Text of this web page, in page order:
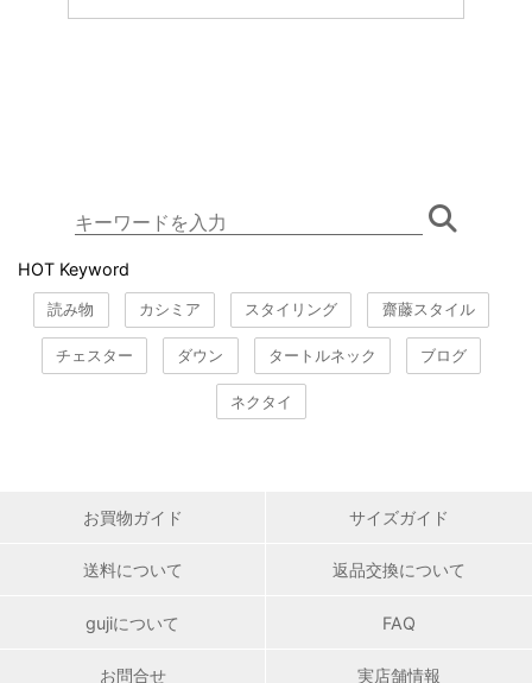
HOT Keyword
読み物 カシミア スタイリング 齋藤スタイル
チェスター ダウン タートルネック ブログ
ネクタイ
お買物ガイド サイズガイド
送料について 返品交換について
gujiについて FAQ
お問合せ 実店舗情報